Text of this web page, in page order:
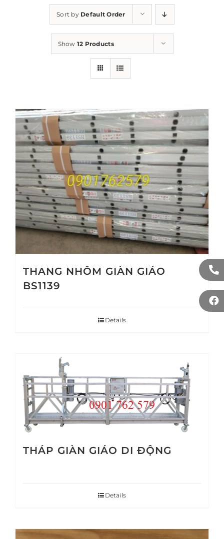
Sort by Default Order
Show 12 Products
THANG NHÔM GIÀN GIÁO
BS1139
Details
THÁP GIÀN GIÁO DI ĐỘNG
Details